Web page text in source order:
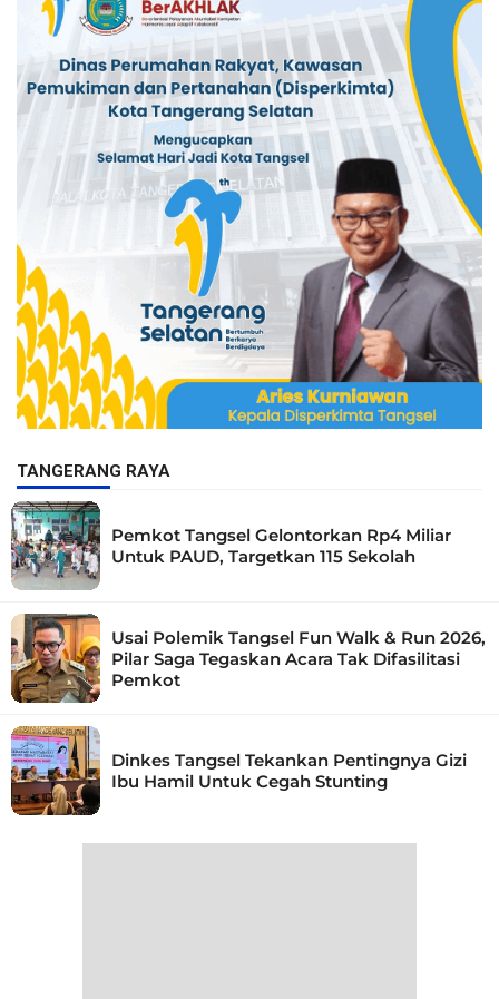
TANGERANG RAYA
Pemkot Tangsel Gelontorkan Rp4 Miliar
Untuk PAUD, Targetkan 115 Sekolah
Usai Polemik Tangsel Fun Walk & Run 2026,
Pilar Saga Tegaskan Acara Tak Difasilitasi
Pemkot
Dinkes Tangsel Tekankan Pentingnya Gizi
Ibu Hamil Untuk Cegah Stunting